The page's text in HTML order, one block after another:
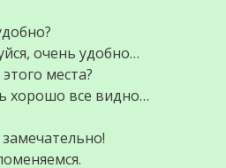
очень удобно…
места?
хорошо все видно…